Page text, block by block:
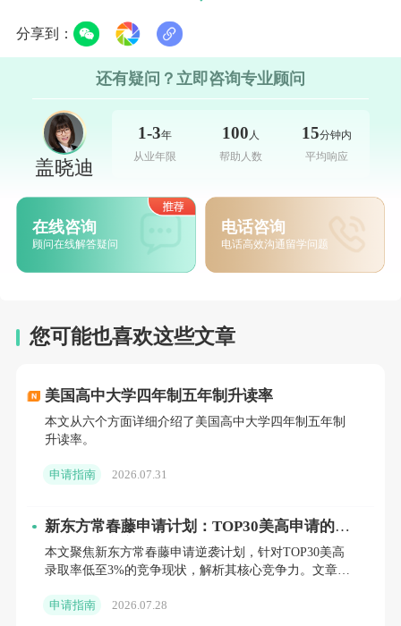
经济实力承担学费，通常需提供银行存款证
明。美国留学除学费外，还需考虑生活费，一
般每年花费在40-50万人民币。
6. 推荐信： 申请美国高中一般需提供三封推
荐信：英语老师、数学老师、班主任或校长各
一封。推荐信评价学生在学校的表现，对录取
结果具有重要参考价值。
7. 申请材料： 包括个人申请材料、父母或监
近两年学习成绩单、IBT/SSAT/SLEP成绩、财
力证明等。
8. 签证要求： 国际学生需要申请F-1学生签
证，以便在美国学习。
分享到：
还有疑问？立即咨询专业顾问
盖晓迪
1-3年
从业年限
100 人
帮助人数
15分钟内
平均响应
在线咨询
顾问在线解答疑问
电话咨询
电话高效沟通留学问题
您可能也喜欢这些文章
美国高中大学四年制五年制升读率
本文从六个方面详细介绍了美国高中大学四年制五年制
升读率。
申请指南 2026.07.31
新东方常春藤申请计划：TOP30美高申请的定
制化解决方案
本文聚焦新东方常春藤申请逆袭计划，针对TOP30美高
录取率低至3%的竞争现状，解析其核心竞争力。文章详
系，涵
申请指南 2026.07.28